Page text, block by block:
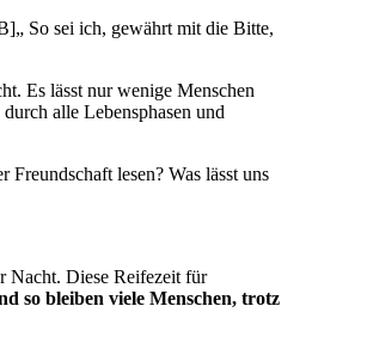
So sei ich, gewährt mit die Bitte,
Es lässt nur wenige Menschen
alle Lebensphasen und
lesen? Was lässt uns
Nacht. Diese Reifezeit für
so bleiben viele Menschen, trotz